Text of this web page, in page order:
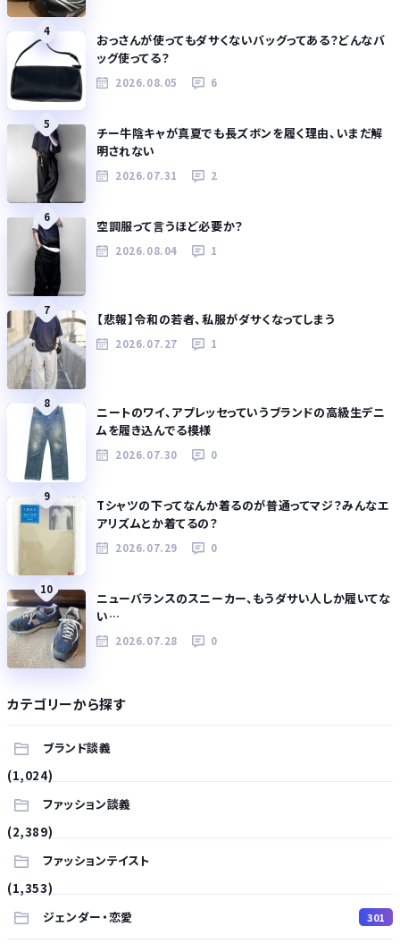
4
おっさんが使ってもダサくないバッグってある？どんなバ
ッグ使ってる？
2026.08.05 6
5
チー牛陰キャが真夏でも長ズボンを履く理由、いまだ解
明されない
2026.07.31 2
6
空調服って言うほど必要か？
2026.08.04 1
7
【悲報】令和の若者、私服がダサくなってしまう
2026.07.27 1
8
ニートのワイ、アプレッセっていうブランドの高級生デニ
ムを履き込んでる模様
2026.07.30 0
9
Tシャツの下ってなんか着るのが普通ってマジ？みんなエ
アリズムとか着てるの？
2026.07.29 0
10
ニューバランスのスニーカー、もうダサい人しか履いてな
い…
2026.07.28 0
カテゴリーから探す
ブランド談義
(1,024)
ファッション談義
(2,389)
ファッションテイスト
(1,353)
ジェンダー・恋愛
301